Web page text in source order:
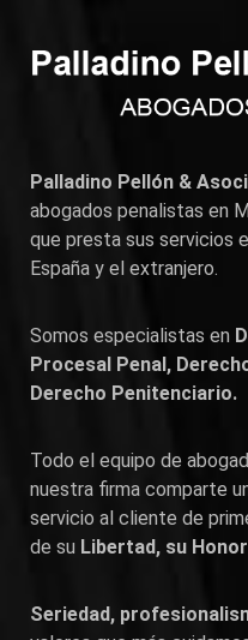
Palladino Pellón &
abogados penalistas en
que presta sus servicios
España y el extranjero.
Somos especialistas en
Procesal Penal,
Derecho Penitenciario.
Todo el equipo de
nuestra firma comparte
servicio al cliente de
de su Libertad, su
Seriedad,